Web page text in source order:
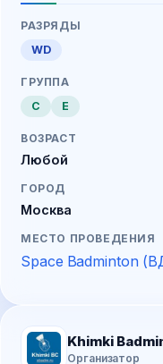
РАЗРЯДЫ
WD
ГРУППА
C
E
ВОЗРАСТ
Любой
ГОРОД
Москва
МЕСТО ПРОВЕДЕНИЯ
Space Badminton
Khimki
Организатор